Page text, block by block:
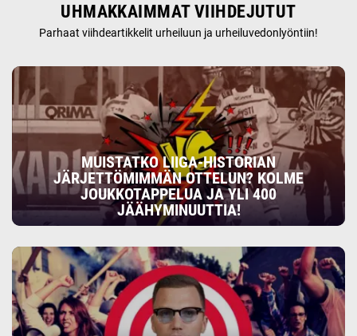
UHMAKKAIMMAT VIIHDEJUTUT
Parhaat viihdeartikkelit urheiluun ja urheiluvedonlyöntiin!
MUISTATKO LIIGA-HISTORIAN
JÄRJETTÖMIMMÄN OTTELUN? KOLME
JOUKKOTAPPELUA JA YLI 400
JÄÄHYMINUUTTIA!